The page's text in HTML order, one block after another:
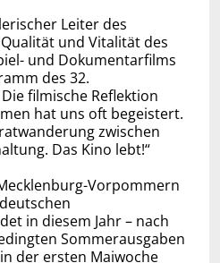
Leiter des
und Vitalität des
und Dokumentarfilms
des 32.
Die filmische Reflektion
hat uns oft begeistert.
zwischen
Das Kino lebt!“
Mecklenburg-Vorpommern
in diesem Jahr – nach
Sommerausgaben
der ersten Maiwoche